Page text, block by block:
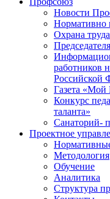
Новости
Нормативно
Охрана труда
работников
Российской
Газета
Конкурс
таланта»
Санаторий-
Проектное
Методология
Обучение
Аналитика
Структура